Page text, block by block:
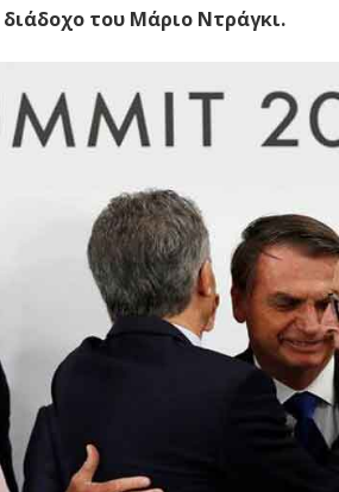
του Μάριο Ντράγκι.